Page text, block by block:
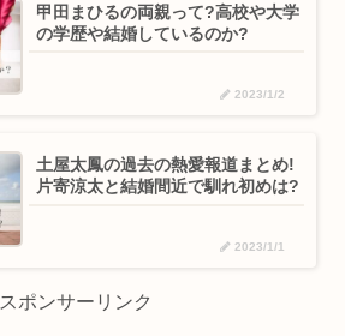
甲田まひるの両親って?高校や大学
の学歴や結婚しているのか?
2023/1/2
土屋太鳳の過去の熱愛報道まとめ!
片寄涼太と結婚間近で馴れ初めは?
2023/1/1
スポンサーリンク